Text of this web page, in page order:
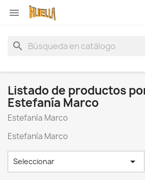

search
Listado de productos
Estefanía Marco
Estefanía Marco
Estefanía Marco
Seleccionar 